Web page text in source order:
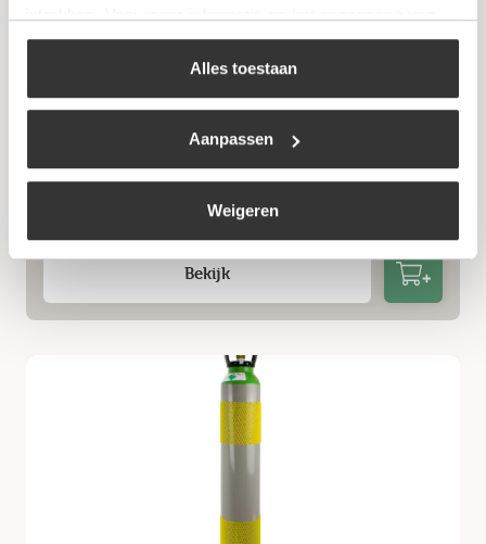
uw keuze op onze website verwijzen wij u naar ons
Alles toestaan
Aanpassen
Weigeren
Gasdrukregelaar propaan DIN 30 mbar
vaste slangpilaar
Bekijk